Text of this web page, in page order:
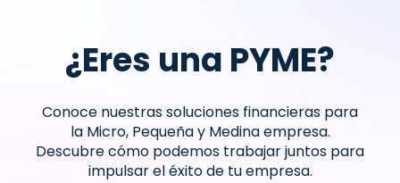
¿Eres una PYME?
Conoce nuestras soluciones financieras para
la Micro, Pequeña y Medina empresa.
Descubre cómo podemos trabajar juntos para
impulsar el éxito de tu empresa.